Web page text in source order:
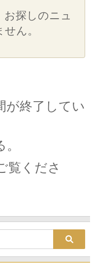
探しのニュ
ん。
が終了してい
覧くださ